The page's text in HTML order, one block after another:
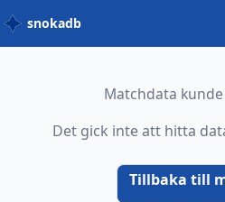
snokadb
Matchdata
Det gick inte att hitta
Tillbaka till